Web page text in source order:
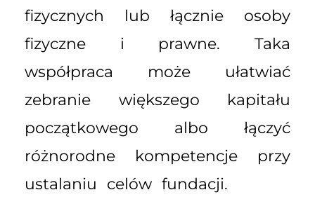
fizycznych lub łącznie osoby
fizyczne i prawne. Taka
współpraca może ułatwiać
zebranie większego kapitału
początkowego albo łączyć
różnorodne kompetencje przy
ustalaniu celów fundacji.